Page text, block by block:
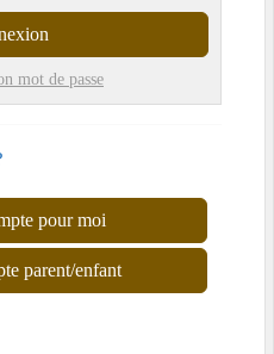
mot de passe
pour moi
parent/enfant